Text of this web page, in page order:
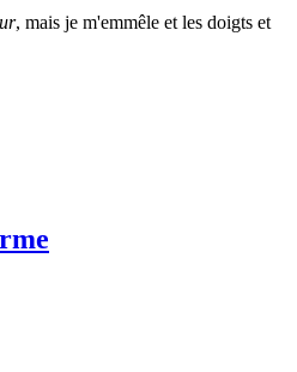
, mais je m'emmêle et les doigts et